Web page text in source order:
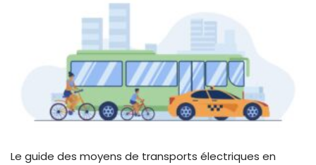
Le guide des moyens de transports électriques en